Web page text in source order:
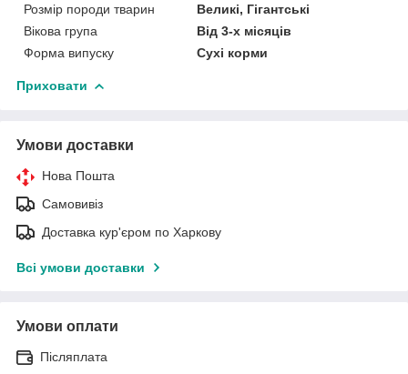
Розмір породи тварин
Великі, Гігантські
Вікова група
Від 3-х місяців
Форма випуску
Сухі корми
Приховати
Умови доставки
Нова Пошта
Самовивіз
Доставка кур'єром по Харкову
Всі умови доставки
Умови оплати
Післяплата